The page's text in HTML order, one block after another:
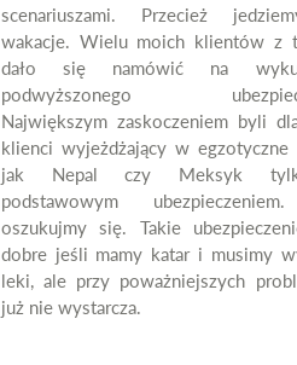
scenariuszami. Przecież
wakacje. Wielu moich klientów z
dało się namówić na
podwyższonego
Największym zaskoczeniem byli
klienci wyjeżdżający w egzotyczne
jak Nepal czy Meksyk
podstawowym
oszukujmy się. Takie
dobre jeśli mamy katar i musimy
leki, ale przy poważniejszych
już nie wystarcza.